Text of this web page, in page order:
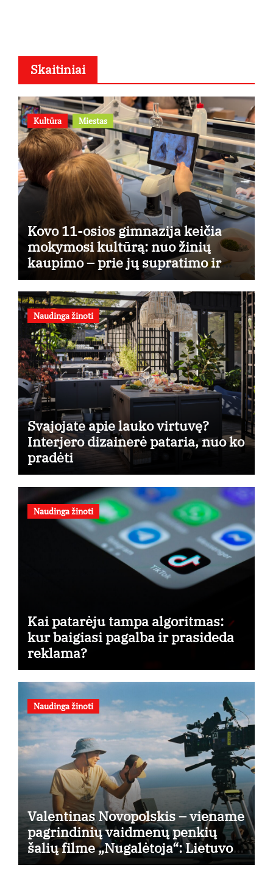
Skaitiniai
Kultūra Miestas
Kovo 11-osios gimnazija keičia
mokymosi kultūrą: nuo žinių
kaupimo – prie jų supratimo ir
taikymo
Naudinga žinoti
Svajojate apie lauko virtuvę?
Interjero dizainerė pataria, nuo ko
pradėti
Naudinga žinoti
Kai patarėju tampa algoritmas:
kur baigiasi pagalba ir prasideda
reklama?
Naudinga žinoti
Valentinas Novopolskis – viename
pagrindinių vaidmenų penkių
šalių filme „Nugalėtoja“: Lietuvos
kino teatruose – nuo rugpjūčio 7-